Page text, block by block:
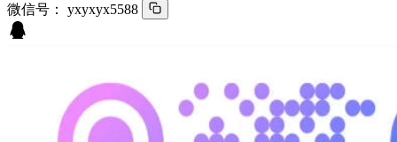
微信号： yxyxyx5588